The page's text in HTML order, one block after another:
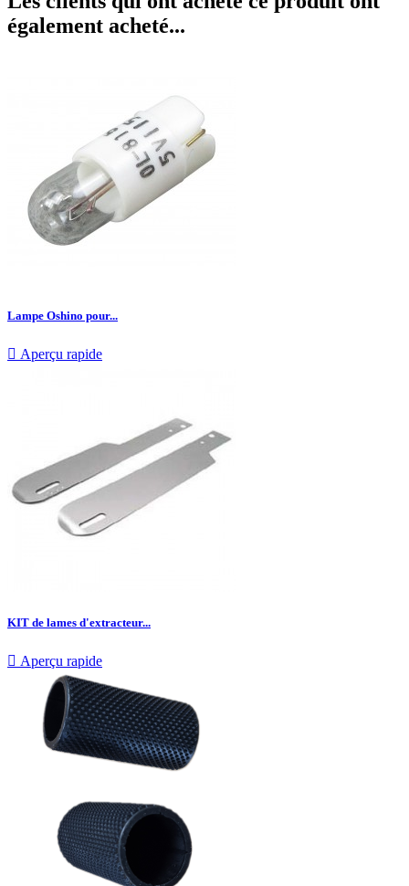
également acheté...
Lampe Oshino pour...
 Aperçu rapide
KIT de lames d'extracteur...
 Aperçu rapide